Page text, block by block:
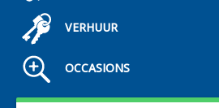
VERHUUR
OCCASIONS